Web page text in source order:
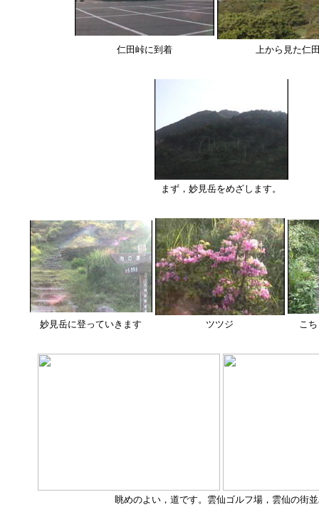
仁田峠に到着 上から見た仁
まず，妙見岳をめざします。
妙見岳に登っていきます ツツジ こ
眺めのよい，道です。雲仙ゴルフ場，雲仙の街